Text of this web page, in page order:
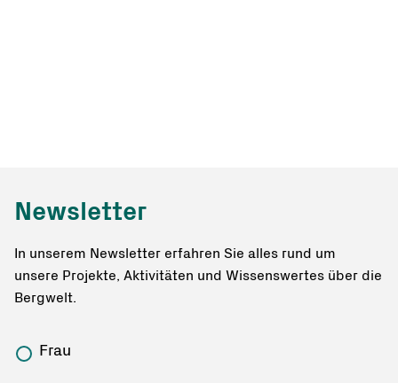
Newsletter
In unserem Newsletter erfahren Sie alles rund um
unsere Projekte, Aktivitäten und Wissenswertes über die
Bergwelt.
Frau